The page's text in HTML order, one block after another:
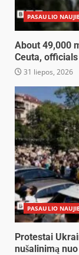
PASAULIO
About 49,000
Ceuta,
31 liepos, 2026
PASAULIO
Protestai
nušalinimą